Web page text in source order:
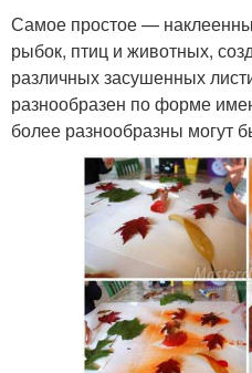
Самое простое —
рыбок, птиц и животных,
различных засушенных
разнообразен по форме
более разнообразны могут